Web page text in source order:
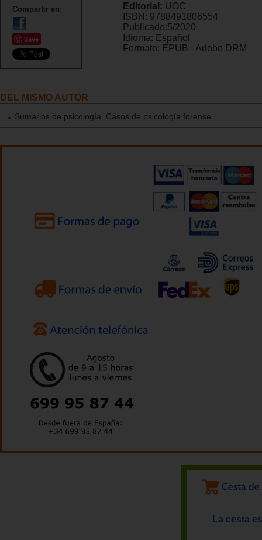
Compartir en:
Save
Editorial: UOC
ISBN: 9788491806554
Publicado:5/2020
Idioma: Español
Formato: EPUB - Adobe DRM
DEL MISMO AUTOR
Sumarios de psicología. Casos de psicología forense.
La cesta